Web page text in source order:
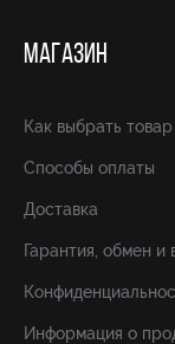
МАГАЗИН
Как выбрать товар
Способы оплаты
Доставка
Гарантия, обмен и
Информация о